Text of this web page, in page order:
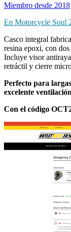
Miembro desde 2018
En Motorcycle Soul
Casco integral
resina epoxi, con
Incluye visor
retráctil y cierre
Perfecto para
excelente
Con el código